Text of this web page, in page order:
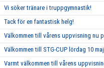
Vi söker tränare i truppgymnastik!
Tack för en fantastisk helg!
Välkommen till vårens uppvisning nu
Välkommen till STG-CUP lördag 10
Varmt välkommen till vårens